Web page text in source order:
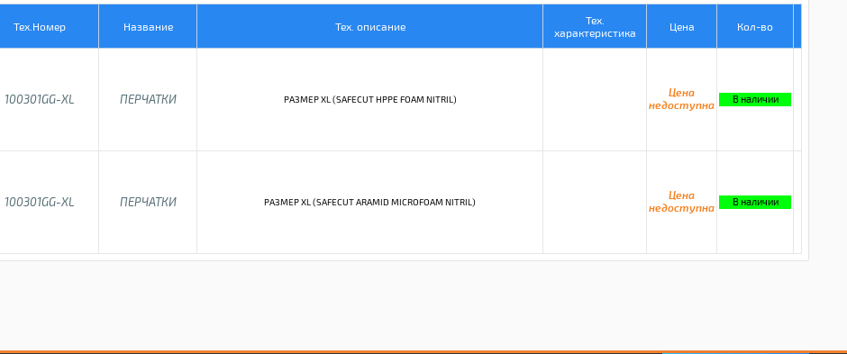
Тех.Номер Название Тех. описание
Тех.
характеристика
Цена Кол-во
100301GG-XL ПЕРЧАТКИ РАЗМЕР XL (SAFECUT HPPE FOAM NITRIL)
Цена
недоступна
В наличии
100301GG-XL ПЕРЧАТКИ РАЗМЕР XL (SAFECUT ARAMID MICROFOAM NITRIL)
Цена
недоступна
В наличии